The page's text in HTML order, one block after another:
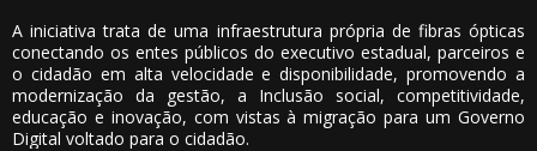
A iniciativa trata de uma infraestrutura própria de fibras ópticas
conectando os entes públicos do executivo estadual, parceiros e
o cidadão em alta velocidade e disponibilidade, promovendo a
modernização da gestão, a Inclusão social, competitividade,
educação e inovação, com vistas à migração para um Governo
Digital voltado para o cidadão.